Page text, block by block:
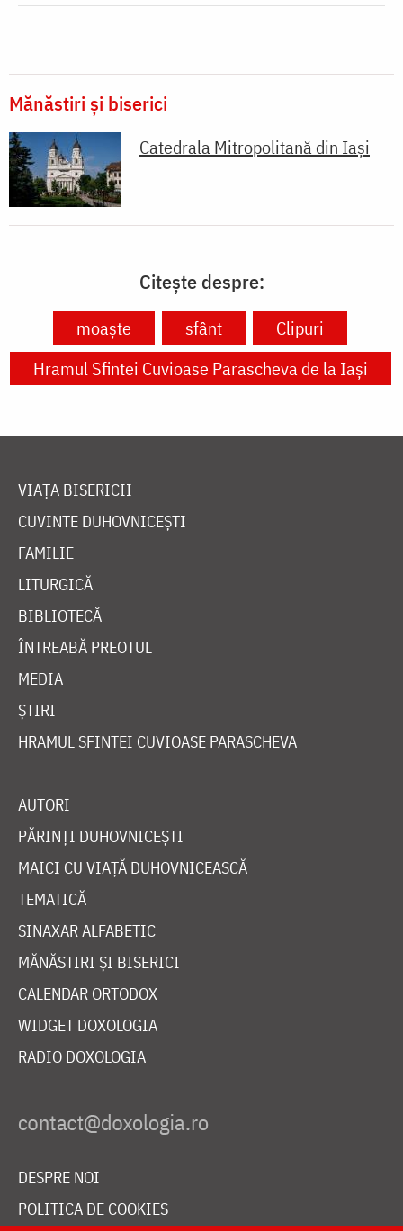
Mănăstiri și biserici
Catedrala Mitropolitană din Iaşi
Citește despre:
moaște sfânt
Clipuri
Hramul Sfintei Cuvioase Parascheva de la Iași
VIAȚA BISERICII
CUVINTE DUHOVNICEȘTI
FAMILIE
LITURGICĂ
BIBLIOTECĂ
ÎNTREABĂ PREOTUL
MEDIA
ȘTIRI
HRAMUL SFINTEI CUVIOASE PARASCHEVA
AUTORI
PĂRINȚI DUHOVNICEȘTI
MAICI CU VIAȚĂ DUHOVNICEASCĂ
TEMATICĂ
SINAXAR ALFABETIC
MĂNĂSTIRI ȘI BISERICI
CALENDAR ORTODOX
WIDGET DOXOLOGIA
RADIO DOXOLOGIA
DESPRE NOI
POLITICA DE COOKIES